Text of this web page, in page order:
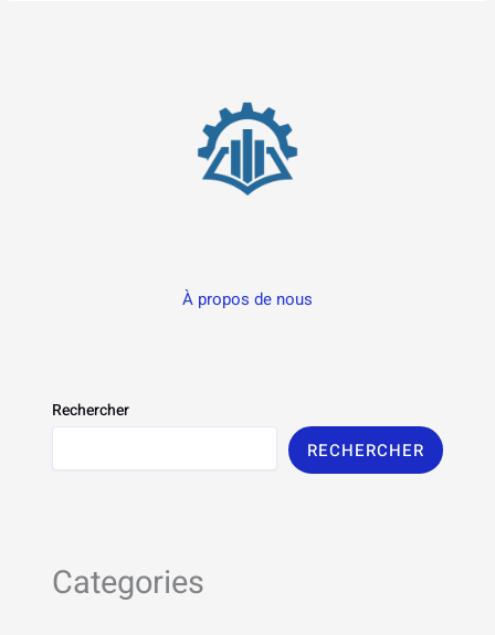
À propos de nous
Rechercher
RECHERCHER
Categories